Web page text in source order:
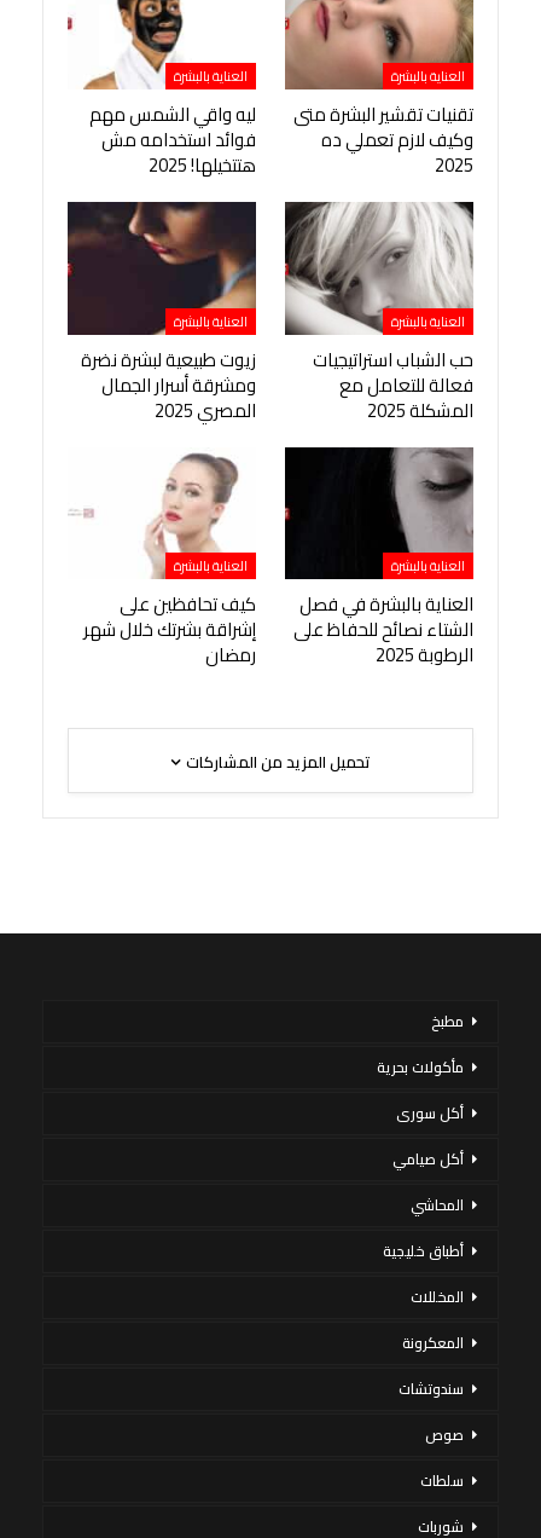
العناية بالبشرة
تقنيات تقشير البشرة متى
وكيف لازم تعملي ده
2025
العناية بالبشرة
ليه واقي الشمس مهم
فوائد استخدامه مش
هتتخيلها! 2025
العناية بالبشرة
حب الشباب استراتيجيات
فعالة للتعامل مع
المشكلة 2025
العناية بالبشرة
زيوت طبيعية لبشرة نضرة
ومشرقة أسرار الجمال
المصري 2025
العناية بالبشرة
العناية بالبشرة في فصل
الشتاء نصائح للحفاظ على
الرطوبة 2025
العناية بالبشرة
كيف تحافظين على
إشراقة بشرتك خلال شهر
رمضان
تحميل المزيد من المشاركات
مطبخ
مأكولات بحرية
أكل سورى
أكل صيامي
المحاشي
أطباق خليجية
المخللات
المعكرونة
سندوتشات
صوص
سلطات
شوربات